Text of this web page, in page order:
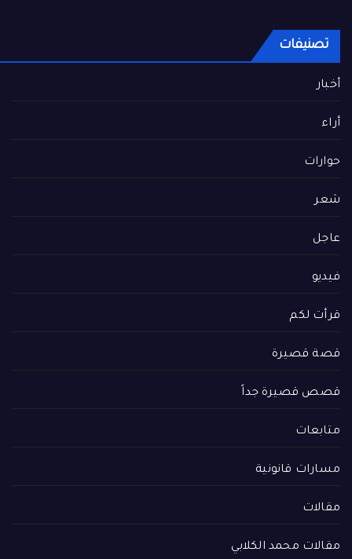
تصنيفات
أخبار
أراء
حوارات
شعر
عاجل
فيديو
قرأت لكم
قصة قصيرة
قصص قصيرة جداً
متابعات
مسارات قانونية
مقالات
مقالات محمد الكلابي